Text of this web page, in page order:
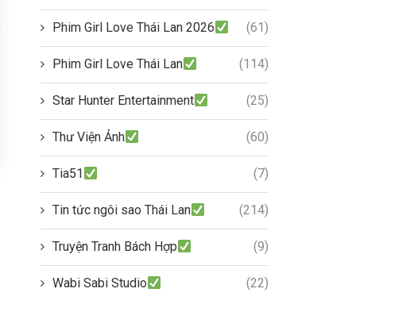
Phim Girl Love Thái Lan 2026 (61)
Phim Girl Love Thái Lan (114)
Star Hunter Entertainment (25)
Thư Viện Ảnh (60)
Tia51 (7)
Tin tức ngôi sao Thái Lan (214)
Truyện Tranh Bách Hợp (9)
Wabi Sabi Studio (22)